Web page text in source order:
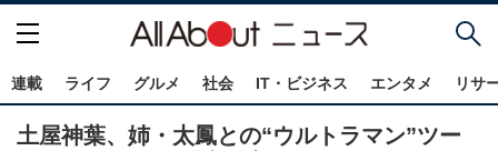
連載 ライフ グルメ 社会 IT・ビジネス エンタメ リサ
土屋神葉、姉・太鳳との“ウルトラマン”ツー